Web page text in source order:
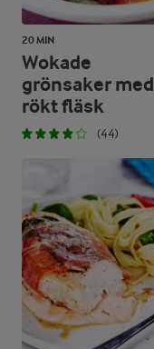
20 MIN
Wokade
grönsaker med
rökt fläsk
(44)